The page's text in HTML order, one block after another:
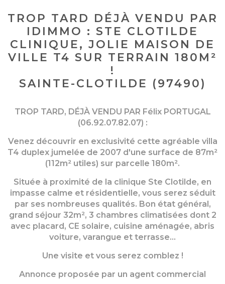
TROP TARD DÉJÀ VENDU PAR
IDIMMO : STE CLOTILDE
CLINIQUE, JOLIE MAISON DE
VILLE T4 SUR TERRAIN 180M²
!
SAINTE-CLOTILDE (97490)
TROP TARD, DÉJÀ VENDU PAR Félix PORTUGAL
(06.92.07.82.07) :
Venez découvrir en exclusivité cette agréable villa
T4 duplex jumelée de 2007 d'une surface de 87m²
(112m² utiles) sur parcelle 180m².
Située à proximité de la clinique Ste Clotilde, en
impasse calme et résidentielle, vous serez séduit
par ses nombreuses qualités. Bon état général,
grand séjour 32m², 3 chambres climatisées dont 2
avec placard, CE solaire, cuisine aménagée, abris
voiture, varangue et terrasse...
Une visite et vous serez comblez !
Annonce proposée par un agent commercial